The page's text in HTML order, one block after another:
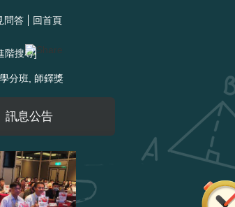
問答 回首頁
階搜尋
分班 師鐸獎
訊息公告